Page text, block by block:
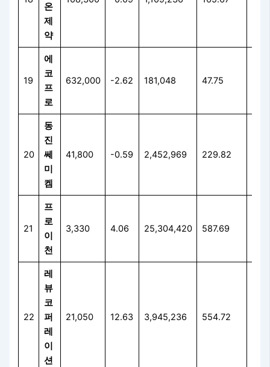
온
제
약
19
에
코
프
로
632,000 -2.62 181,048 47.75
20
동
진
쎄
미
켐
41,800 -0.59 2,452,969 229.82
21
프
로
이
천
3,330 4.06 25,304,420 587.69
22
레
뷰
코
퍼
레
이
션
21,050 12.63 3,945,236 554.72